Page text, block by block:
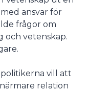
ansvar för
frågor om
och vetenskap.
vill att
relation